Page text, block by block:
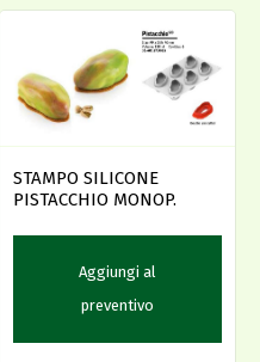
STAMPO SILICONE
PISTACCHIO MONOP.
Aggiungi al
preventivo